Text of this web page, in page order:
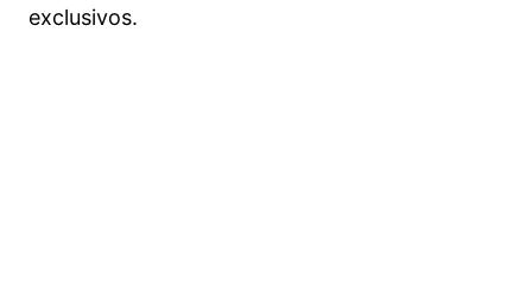
exclusivos.